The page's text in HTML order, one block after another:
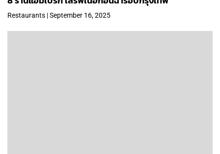
Restaurants | September 16, 2025